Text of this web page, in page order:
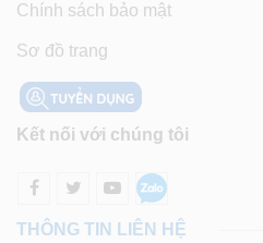
Chính sách bảo mật
Sơ đồ trang
Kết nối với chúng tôi
THÔNG TIN LIÊN HỆ